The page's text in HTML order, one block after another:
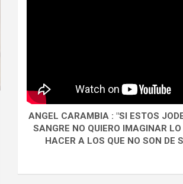
ANGEL CARAMBIA : "SI ESTOS
SANGRE NO QUIERO IMAGINAR
HACER A LOS QUE NO SON DE